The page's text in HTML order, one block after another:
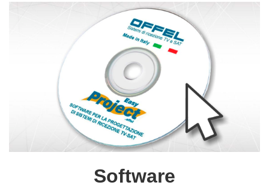
Software